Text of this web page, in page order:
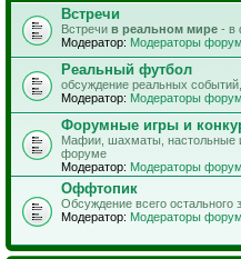
Встречи
Встречи в реальном мире - в
Модератор: Модераторы
Реальный футбол
обсуждение реальных событий,
Модератор: Модераторы
Форумные игры и
Мафии, шахматы, настольные
форуме
Модератор: Модераторы
Оффтопик
Обсуждение всего
Модератор: Модераторы